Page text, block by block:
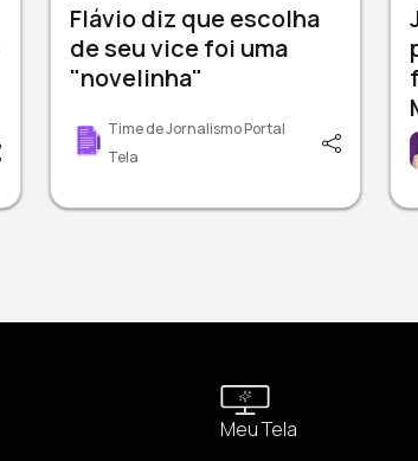
Flávio diz que escolha
de seu vice foi uma
"novelinha"
Time de Jornalismo Portal
Tela
Meu Tela